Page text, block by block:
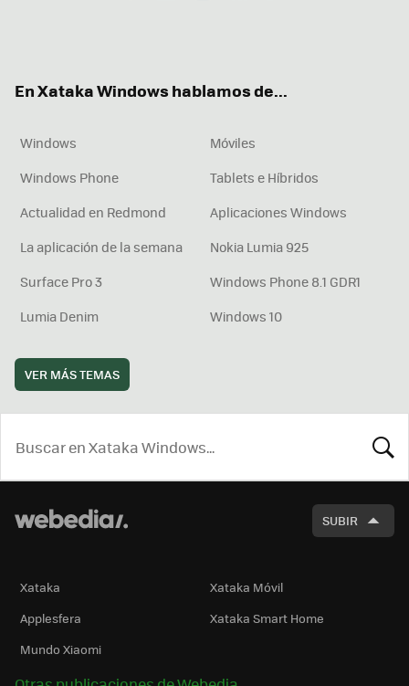
En Xataka Windows hablamos de...
Windows
Móviles
Windows Phone
Tablets e Híbridos
Actualidad en Redmond
Aplicaciones Windows
La aplicación de la semana
Nokia Lumia 925
Surface Pro 3
Windows Phone 8.1 GDR1
Lumia Denim
Windows 10
VER MÁS TEMAS
SUBIR
Xataka
Xataka Móvil
Applesfera
Xataka Smart Home
Mundo Xiaomi